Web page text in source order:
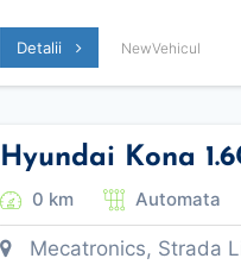
Detalii NewVehicul
Hyundai Kona
0 km Automata
Mecatronics, Strada